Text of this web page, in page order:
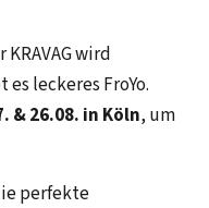
wird
leckeres FroYo.
& 26.08. in Köln, um
perfekte